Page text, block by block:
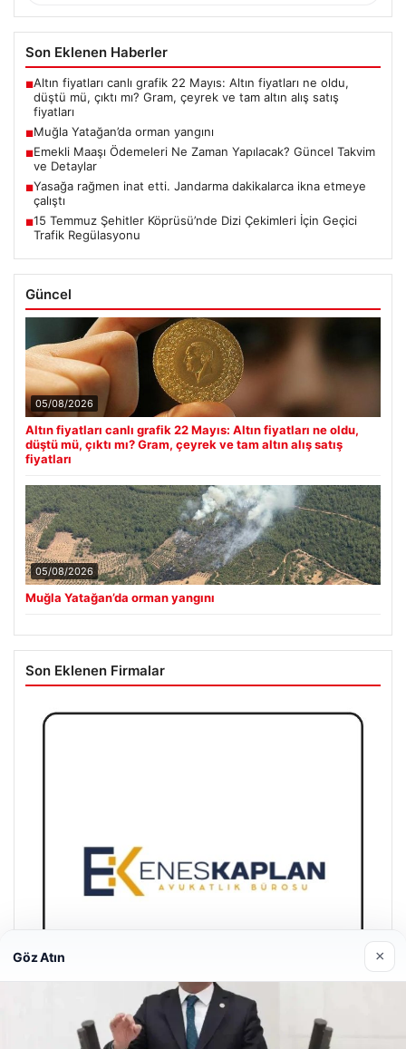
Son Eklenen Haberler
■Altın fiyatları canlı grafik 22 Mayıs: Altın fiyatları ne oldu,
düştü mü, çıktı mı? Gram, çeyrek ve tam altın alış satış
fiyatları
■Muğla Yatağan’da orman yangını
■Emekli Maaşı Ödemeleri Ne Zaman Yapılacak? Güncel Takvim
ve Detaylar
■Yasağa rağmen inat etti. Jandarma dakikalarca ikna etmeye
çalıştı
■15 Temmuz Şehitler Köprüsü’nde Dizi Çekimleri İçin Geçici
Trafik Regülasyonu
Güncel
05/08/2026
Altın fiyatları canlı grafik 22 Mayıs: Altın fiyatları ne oldu,
düştü mü, çıktı mı? Gram, çeyrek ve tam altın alış satış
fiyatları
05/08/2026
Muğla Yatağan’da orman yangını
Son Eklenen Firmalar
Göz Atın ×